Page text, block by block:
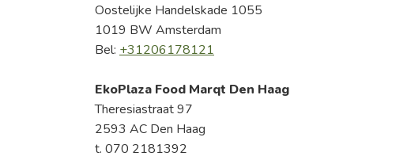
Oostelijke Handelskade 1055
1019 BW Amsterdam
Bel: +31206178121
EkoPlaza Food Marqt Den Haag
Theresiastraat 97
2593 AC Den Haag
t. 070 2181392